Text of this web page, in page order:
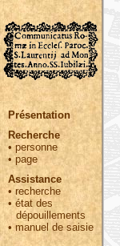
Présentation
Recherche
• personne
•page
Assistance
• recherche
•état des
dépouillements
•manuel de saisie